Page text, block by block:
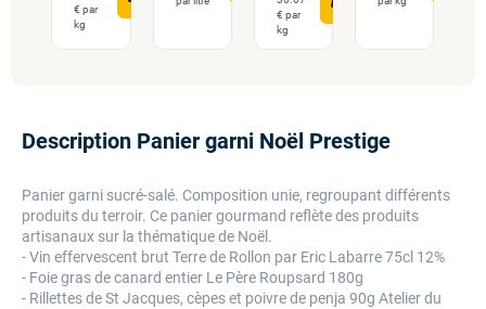
€ par
kg
€ par
kg
Description Panier garni Noël Prestige
Panier garni sucré-salé. Composition unie, regroupant différents
produits du terroir. Ce panier gourmand reflète des produits
artisanaux sur la thématique de Noël.
- Vin effervescent brut Terre de Rollon par Eric Labarre 75cl 12%
- Foie gras de canard entier Le Père Roupsard 180g
- Rillettes de St Jacques, cèpes et poivre de penja 90g Atelier du